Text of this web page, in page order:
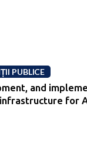
PUBLICE
and
for